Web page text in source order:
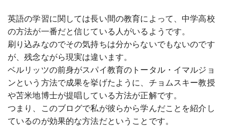
英語の学習に関しては長い間の教育によって、中学高校
の方法が一番だと信じている人がいるようです。
刷り込みなのでその気持ちは分からないでもないのです
が、残念ながら現実は違います。
ベルリッツの前身がスパイ教育のトータル・イマルジョ
ンという方法で成果を挙げたように、チョムスキー教授
や苫米地博士が提唱している方法が正解です。
つまり、このブログで私が彼らから学んだことを紹介し
ているのが効果的な方法だということです。